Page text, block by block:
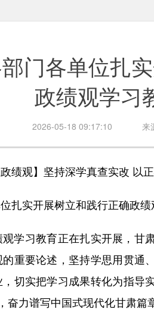
门各单位扎
政绩观学习
2026-05-18 09:17:10 来
观】坚持深学真查实改 以
实开展树立和践行正确政绩
习教育正在扎实开展，甘
重要论述，坚持学思用贯通
切实把学习成果转化为指导
奋力谱写中国式现代化甘肃篇